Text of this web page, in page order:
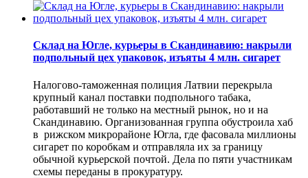
Склад на Югле, курьеры в Скандинавию: накрыли
подпольный цех упаковок, изъяты 4 млн. сигарет
Налогово-таможенная полиция Латвии перекрыла
крупный канал поставки подпольного табака,
работавший не только на местный рынок, но и на
Скандинавию. Организованная группа обустроила хаб
в рижском микрорайоне Югла, где фасовала миллионы
сигарет по коробкам и отправляла их за границу
обычной курьерской почтой. Дела по пяти участникам
схемы переданы в прокуратуру.